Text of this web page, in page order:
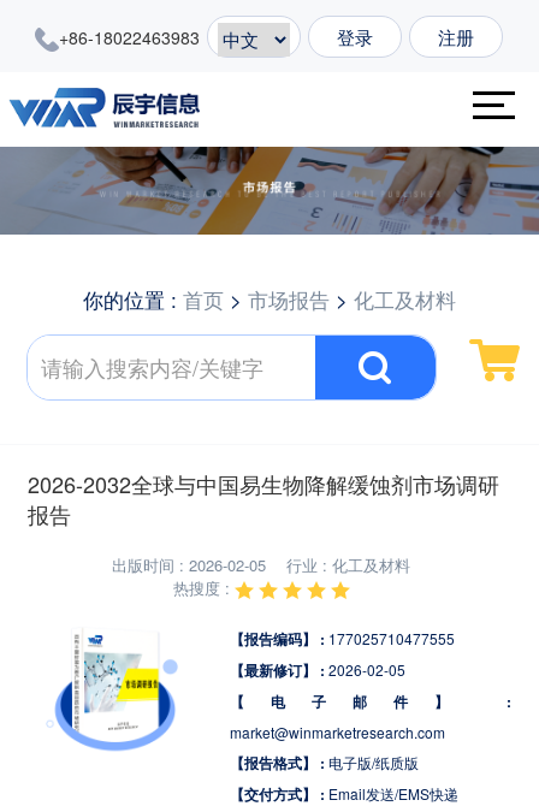
+86-18022463983 登录 注册
你的位置 : 首页 > 市场报告 > 化工及材料
2026-2032全球与中国易生物降解缓蚀剂市场调研
报告
出版时间 : 2026-02-05
行业 : 化工及材料
热搜度 :
【报告编码】 : 177025710477555
【最新修订】 : 2026-02-05
【电子邮件】 :
market@winmarketresearch.com
【报告格式】 : 电子版/纸质版
【交付方式】 : Email发送/EMS快递